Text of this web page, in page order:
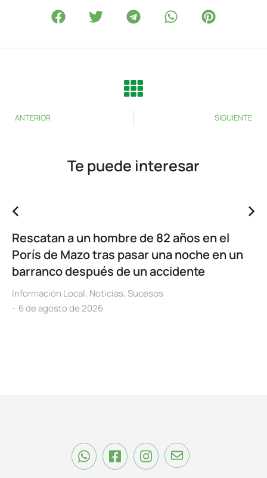
ANTERIOR SIGUIENTE
Te puede interesar
Rescatan a un hombre de 82 años en el
Porís de Mazo tras pasar una noche en un
barranco después de un accidente
Información Local, Noticias, Sucesos
6 de agosto de 2026